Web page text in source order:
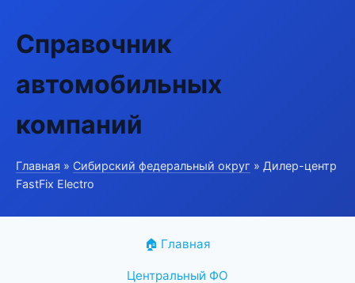
Справочник
автомобильных
компаний
Главная » Сибирский федеральный округ » Дилер-центр
FastFix Electro
🏠 Главная
Центральный ФО